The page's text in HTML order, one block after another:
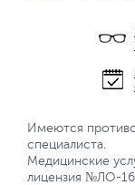
Имеются
специалиста.
Медицинские
лицензия №ЛО-